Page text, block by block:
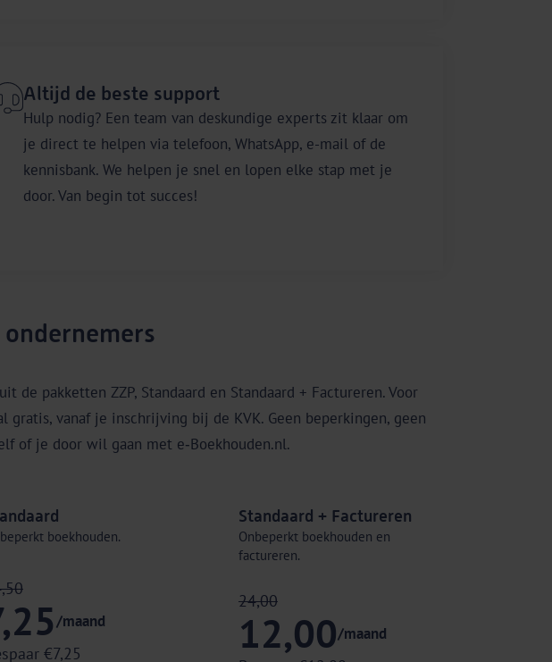
Altijd de beste support
Hulp nodig? Een team van deskundige experts zit klaar om
je direct te helpen via telefoon, WhatsApp, e-mail of de
kennisbank. We helpen je snel en lopen elke stap met je
door. Van begin tot succes!
de pakketten ZZP, Standaard en Standaard + Factureren. Voor
vanaf je inschrijving bij de KVK. Geen beperkingen, geen
of je door wil gaan met e‑Boekhouden.nl.
boekhouden.
/maand
€7,25
Standaard + Factureren
Onbeperkt boekhouden en
factureren.
24,00
12,00/maand